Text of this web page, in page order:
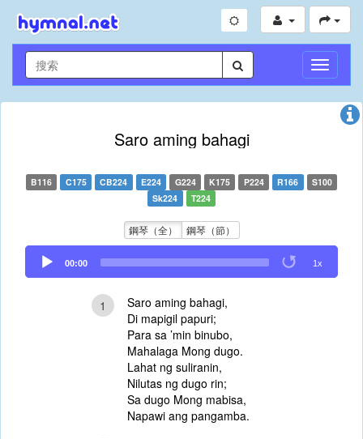
切
換
導
Saro aming bahagi
B116 C175 CB224 E224 G224 K175 P224 R166
S100
Sk224
T224
鋼琴（全） 鋼琴（節）
Audio
Player
00:00 1x
1
Saro aming bahagi,
Di mapigil papuri;
Para sa ’min binubo,
Mahalaga Mong dugo.
Lahat ng suliranin,
Nilutas ng dugo rin;
Sa dugo Mong mabisa,
Napawi ang pangamba.